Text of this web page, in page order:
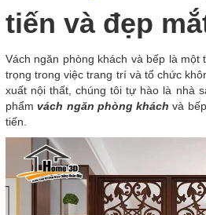
tiến và đẹp
Vách ngăn phòng khách và bếp là một
trọng trong việc trang trí và tổ chức
xuất nội thất, chúng tôi tự hào là nhà
phẩmvách ngăn phòng khách và
tiến.